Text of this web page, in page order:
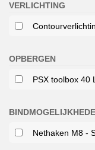
VERLICHTING
OPBERGEN
PSX toolbox 40 L
Nethaken M8 -